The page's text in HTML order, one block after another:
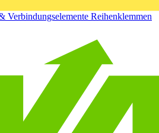
Verbindungselemente Reihenklemmen